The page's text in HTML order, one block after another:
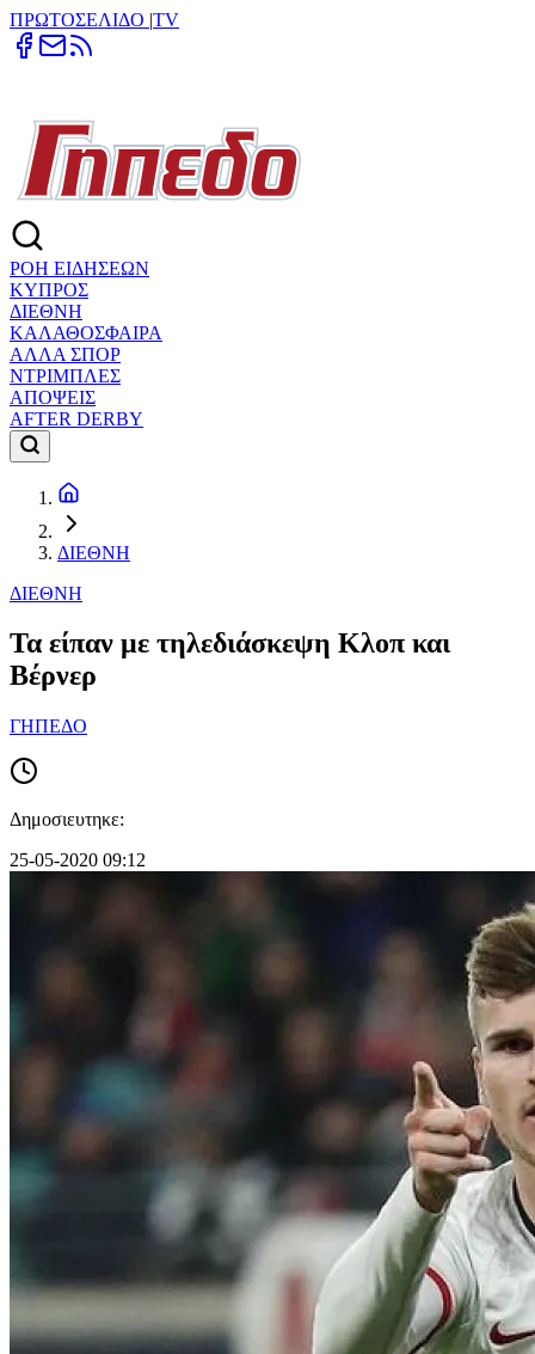
ΠΡΩΤΟΣΕΛΙΔΟ |TV
ΡΟΗ ΕΙΔΗΣΕΩΝ
ΚΥΠΡΟΣ
ΔΙΕΘΝΗ
ΚΑΛΑΘΟΣΦΑΙΡΑ
ΑΛΛΑ ΣΠΟΡ
ΝΤΡΙΜΠΛΕΣ
ΑΠΟΨΕΙΣ
AFTER DERBY
ΔΙΕΘΝΗ
ΔΙΕΘΝΗ
Τα είπαν με τηλεδιάσκεψη Κλοπ και
Βέρνερ
ΓΗΠΕΔΟ
Δημοσιευτηκε:
25-05-2020 09:12